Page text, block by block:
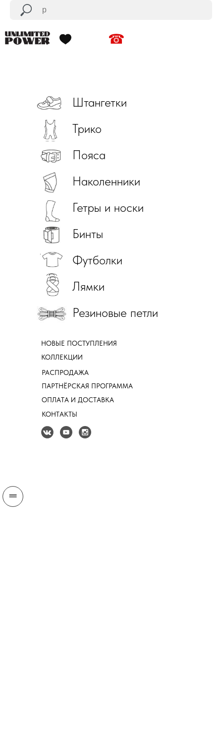
☎
Трико
Футболки
Лямки
Пояса
Наколенники
Гетры и носки
Бинты
Резиновые петли
НОВЫЕ ПОСТУПЛЕНИЯ
КОЛЛЕКЦИИ
ПАРТНЁРСКАЯ ПРОГРАММА
КОНТАКТЫ
ОПЛАТА И ДОСТАВКА
РАСПРОДАЖА
Штангетки